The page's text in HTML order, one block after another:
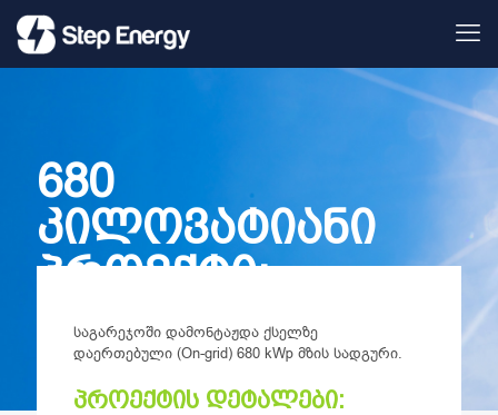
680
კილოვატიანი
პროექტი:
საგარეჯო
საგარეჯოში დამონტაჟდა ქსელზე
დაერთებული (On-grid) 680 kWp მზის სადგური.
პროექტის დეტალები: